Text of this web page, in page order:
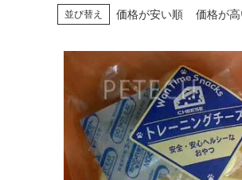
並び替え 価格が安い順 価格が